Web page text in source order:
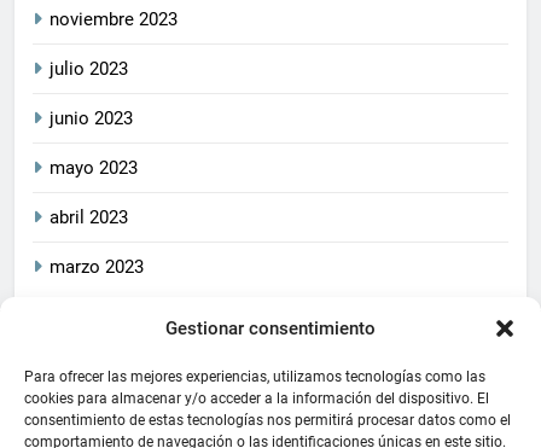
Gestionar consentimiento
Para ofrecer las mejores experiencias, utilizamos tecnologías como las
cookies para almacenar y/o acceder a la información del dispositivo. El
consentimiento de estas tecnologías nos permitirá procesar datos como el
comportamiento de navegación o las identificaciones únicas en este sitio.
noviembre 2023
julio 2023
junio 2023
mayo 2023
abril 2023
marzo 2023
los derechos reservados.
Este blog cumple con las
leyes de privacidad y
Política De CookiesAviso Legal